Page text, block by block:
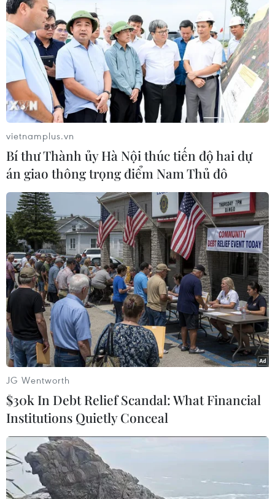
TIN LIÊN QUAN
Điện Kremlin: Nga vẫn thấy cơ hội đối
thoại về an ninh với Mỹ
27/01/2022 12:43
Ngoại trưởng Nga Sergei Lavrov tuyên bố phản hồi của
Mỹ đối với các yêu cầu an ninh của Moskva mang lại
hy vọng để bắt đầu các cuộc đối thoại nghiêm túc, song
chỉ liên quan đến các vấn đề thứ yếu.
vietnamplus.vn
Bí thư Thành ủy Hà Nội thúc tiến độ hai dự
án giao thông trọng điểm Nam Thủ đô
JG Wentworth
$30k In Debt Relief Scandal: What Financial
Institutions Quietly Conceal